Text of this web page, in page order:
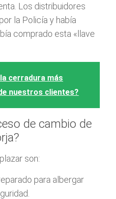
Los distribuidores
la Policía y había
comprado esta «llave
cerradura más
nuestros clientes?
de cambio de
son:
para albergar